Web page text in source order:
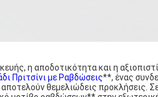
η αποδοτικότητα και η
Πριτσίνι με Ραβδώσεις**, ένας
θεμελιώδεις προκλήσεις.